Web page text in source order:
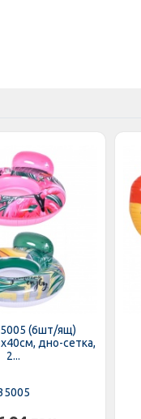
(6шт/ящ)
дно-сетка,
2...